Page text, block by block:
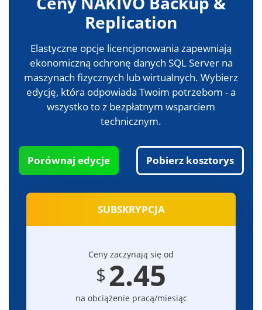
Replication
Elastyczne opcje licencjonowania zapewniają
ekonomiczną ochronę danych SQL Server na
maszynach fizycznych lub wirtualnych. Wybierz
edycję, która odpowiada Twoim potrzebom - a
wszystko to z bezpłatnym wsparciem
technicznym.
Porównaj edycje Pobierz kosztorys
SUBSKRYPCJA
Ceny zaczynają się od
$2.45
na obciążenie pracą/miesiąc